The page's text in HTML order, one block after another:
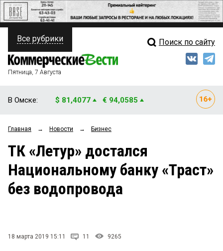
ПОЛИТИКА
ФИНАНСЫ
ОБЩЕСТВО
ЗАКОН
НОВОСТИ КОМПАНИЙ
Свежий выпуск
Рейтинги
Блоги
Все рубрики Поиск по сайту
Пятница, 7 Августа
В Омске: $ 81,4077 € 94,0585
Главная → Новости → Бизнес
ТК «Летур» достался
Национальному банку «Траст»
без водопровода
18 марта 2019 15:11 11 9265